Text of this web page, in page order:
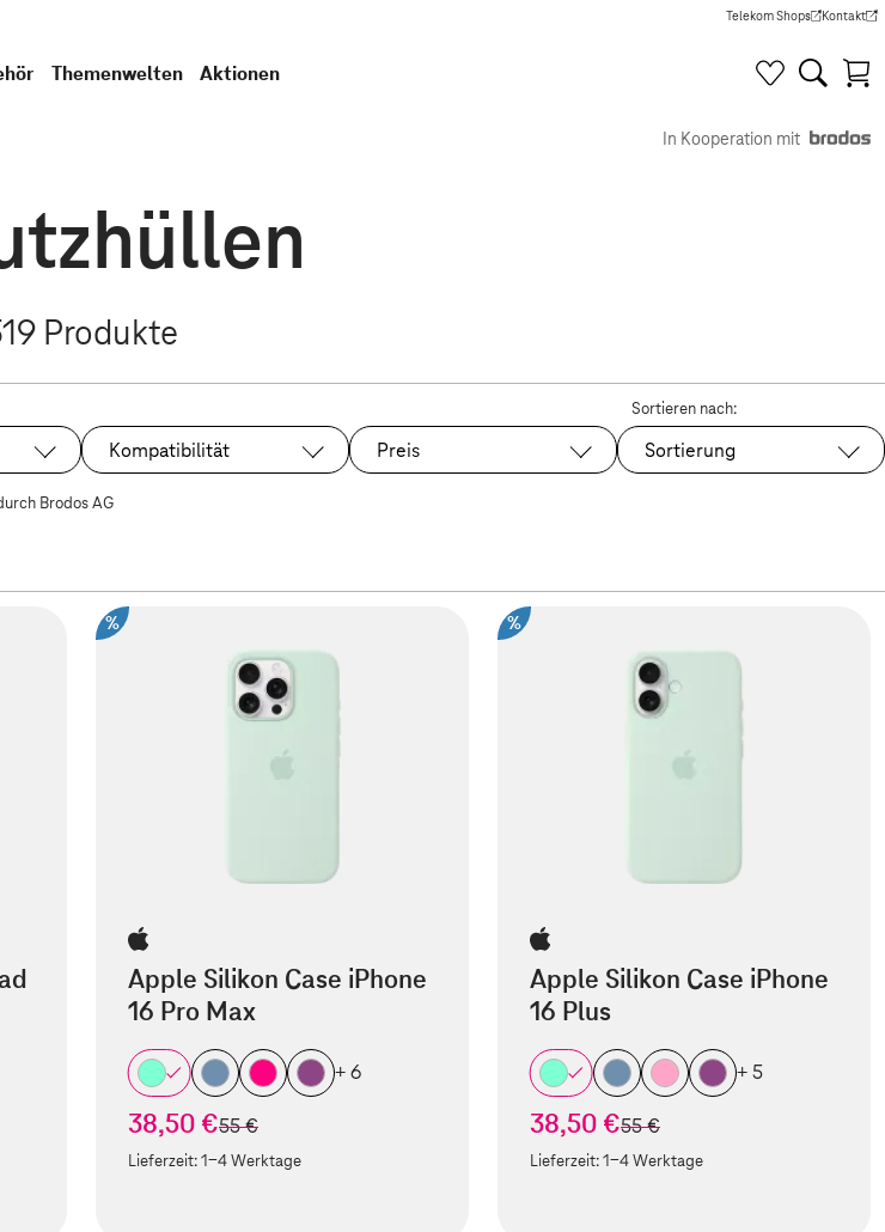
Telekom Shops
(Wird in einem neuen Tab
Kontakt
(Wird in
Themenwelten Aktionen
In Kooperation mit
Produkte
Kompatibilität Preis
Sortieren nach:
Sortierung
Brodos AG
%
Apple Silikon Case iPhone
16 Pro Max
+ 6
38,50 €statt
55 €
Lieferzeit:1-4 Werktage
%
Apple Silikon Case iPhone
16 Plus
+ 5
38,50 €statt
55 €
Lieferzeit:1-4 Werktage